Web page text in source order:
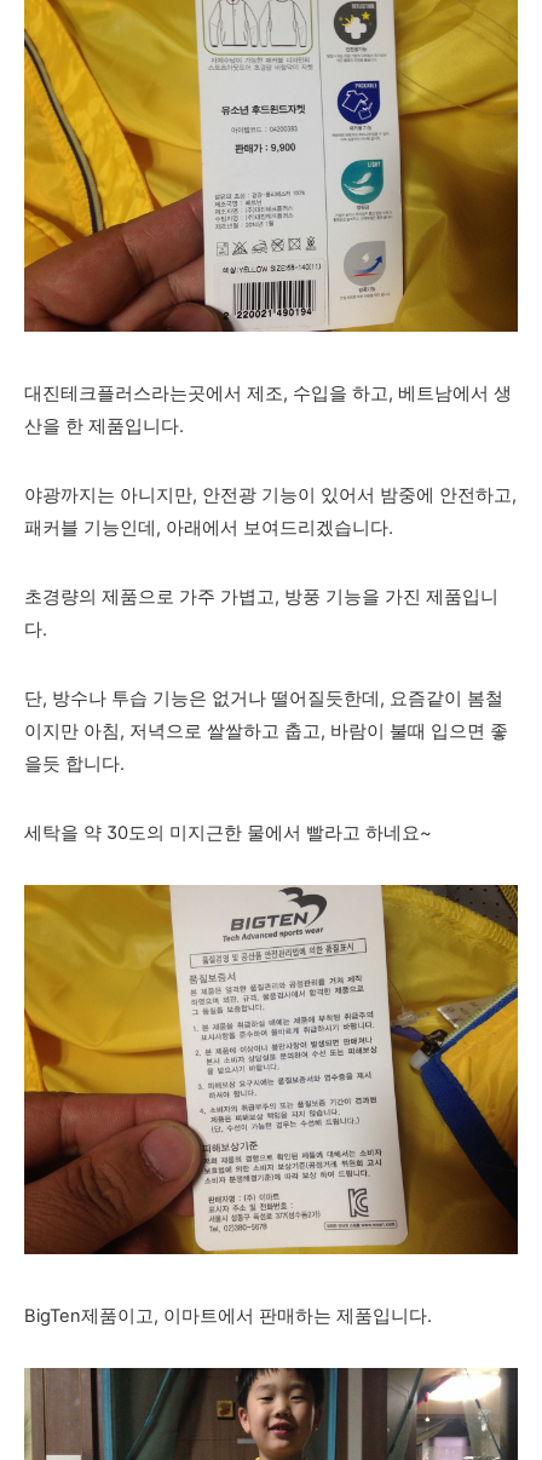
대진테크플러스라는곳에서 제조, 수입을 하고, 베트남에서 생
산을 한 제품입니다.
야광까지는 아니지만, 안전광 기능이 있어서 밤중에 안전하고,
패커블 기능인데, 아래에서 보여드리겠습니다.
초경량의 제품으로 가주 가볍고, 방풍 기능을 가진 제품입니
다.
단, 방수나 투습 기능은 없거나 떨어질듯한데, 요즘같이 봄철
이지만 아침, 저녁으로 쌀쌀하고 춥고, 바람이 불때 입으면 좋
을듯 합니다.
세탁을 약 30도의 미지근한 물에서 빨라고 하네요~
BigTen제품이고, 이마트에서 판매하는 제품입니다.